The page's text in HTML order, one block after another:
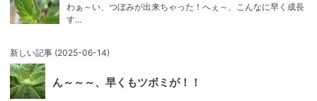
わぁ～い、つぼみが出来ちゃった！へぇ～、こんなに早く成長
す…
新しい記事 (2025-06-14)
ん～～～、早くもツボミが！！